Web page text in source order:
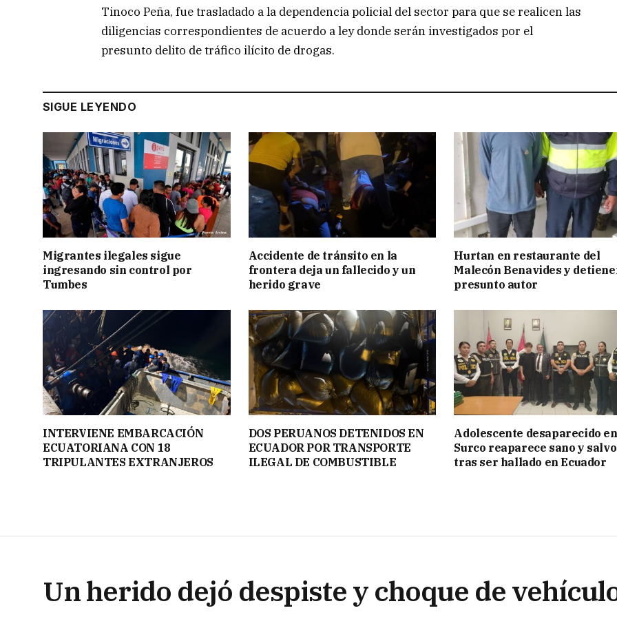
Tinoco Peña, fue trasladado a la dependencia policial del sector para que se realicen las
diligencias correspondientes de acuerdo a ley donde serán investigados por el
presunto delito de tráfico ilícito de drogas.
SIGUE LEYENDO
Migrantes ilegales sigue
ingresando sin control por
Tumbes
Accidente de tránsito en la
frontera deja un fallecido y un
herido grave
Hurtan en restaurante del
Malecón Benavides y
presunto autor
INTERVIENE EMBARCACIÓN
ECUATORIANA CON 18
TRIPULANTES EXTRANJEROS
DOS PERUANOS DETENIDOS EN
ECUADOR POR TRANSPORTE
ILEGAL DE COMBUSTIBLE
Adolescente desaparecido en
Surco reaparece sano y salvo
tras ser hallado en Ecuador
Un herido dejó despiste y choque de